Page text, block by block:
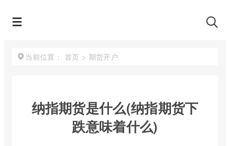
当前位置： 首页 > 期货开户
纳指期货是什么(纳指期货下
跌意味着什么)